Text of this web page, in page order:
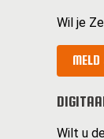
Wil je
MELD
Wilt u